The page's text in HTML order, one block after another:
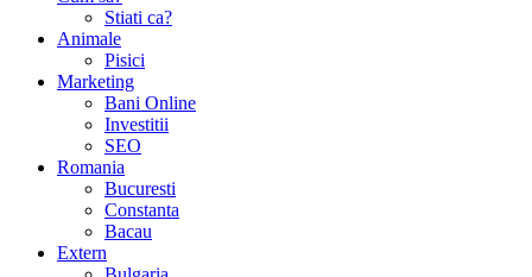
Stiati ca?
Animale
Pisici
Marketing
Bani Online
Investitii
SEO
Romania
Bucuresti
Constanta
Bacau
Extern